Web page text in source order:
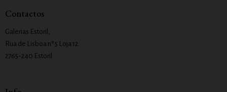
Contactos
Galerias Estoril,
Rua de Lisboa nº 5 Loja 12
2765-240 Estoril